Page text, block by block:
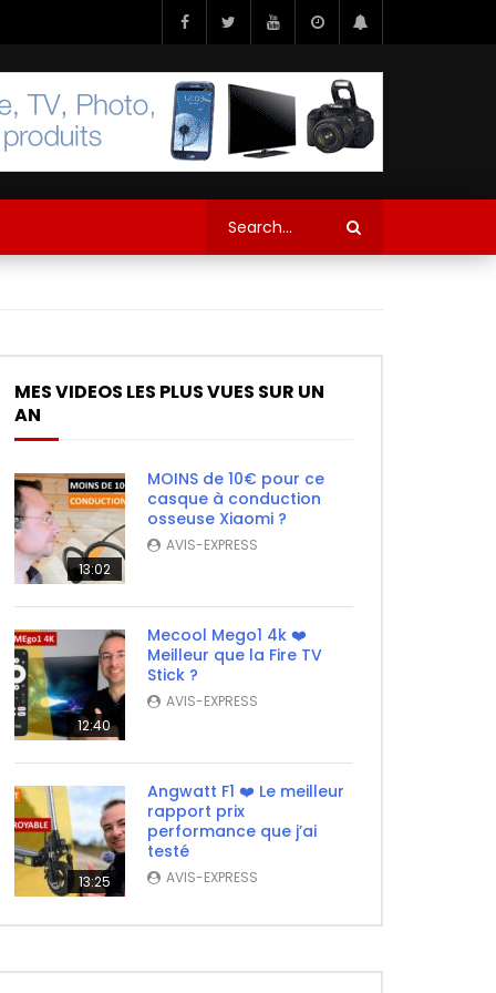
MES VIDEOS LES PLUS VUES SUR UN
AN
13:02
MOINS de 10€ pour ce
casque à conduction
osseuse Xiaomi ?
AVIS-EXPRESS
12:40
Mecool Mego1 4k ❤️
Meilleur que la Fire TV
Stick ?
AVIS-EXPRESS
13:25
Angwatt F1 ❤️ Le meilleur
rapport prix
performance que j’ai
testé
AVIS-EXPRESS